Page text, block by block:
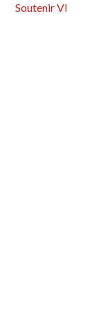
Soutenir VI